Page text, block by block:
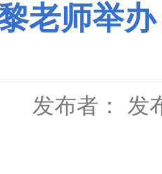
老师举
发布者： 发